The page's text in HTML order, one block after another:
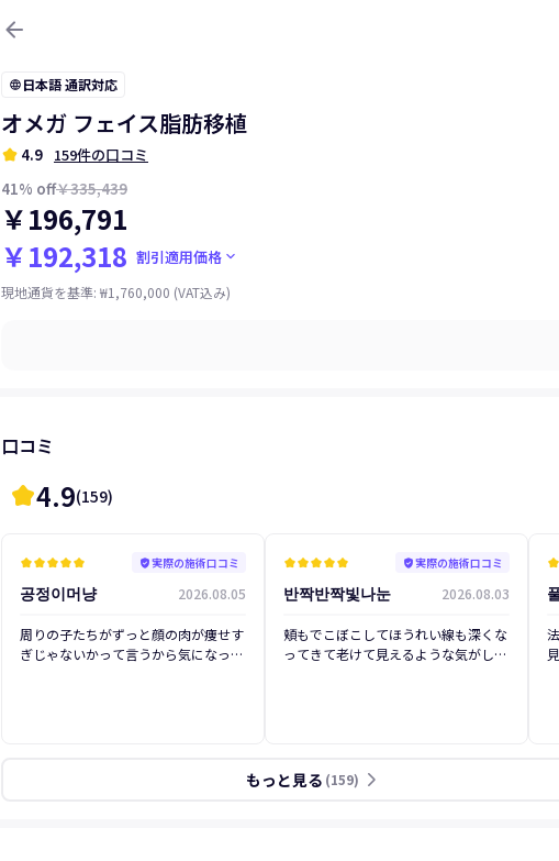
arrow_back
language 日本語 通訳対応
オメガ フェイス脂肪移植
kid_star 4.9 159件の口コミ
41% off￥335,439
￥196,791
￥192,318 割引適用価格 keyboard_arrow_down
現地通貨を基準: ₩1,760,000 (VAT込み)
口コミ
kid_star4.9(159)
kid_starkid_starkid_starkid_starkid_star verified_user実際の施術口コミ
공정이머냥 2026.08.05
後 前
周りの子たちがずっと顔の肉が痩せす
ぎじゃないかって言うから気になっち
kid_starkid_starkid_starkid_starkid_star verified_user実際の施術口コミ
반짝반짝빛나눈 2026.08.03
後 前
頬もでこぼこしてほうれい線も深くな
ってきて老けて見えるような気がし
大きく違わなかったし、どこまで改善
できるのか詳しく説明してくださった
kid_star
もっと見る (159) arrow_forward_ios